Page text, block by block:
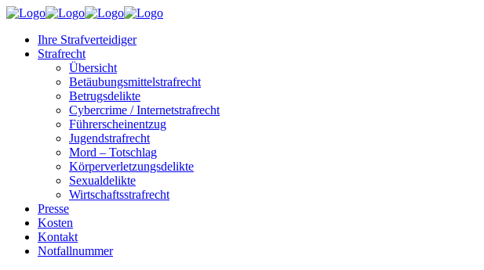
Ihre Strafverteidiger
Strafrecht
Übersicht
Betäubungsmittelstrafrecht
Betrugsdelikte
Cybercrime / Internetstrafrecht
Führerscheinentzug
Jugendstrafrecht
Mord – Totschlag
Körperverletzungsdelikte
Sexualdelikte
Wirtschaftsstrafrecht
Presse
Kosten
Kontakt
Notfallnummer